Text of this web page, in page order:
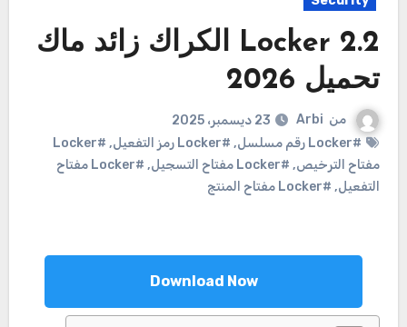
2.2 Locker الكراك زائد ماك
تحميل 2026
من Arbi
23 ديسمبر، 2025
#Locker رقم مسلسل
, #Locker رمز التفعيل ,
#Locker
مفتاح الترخيص, #Locker مفتاح التسجيل ,
#Locker مفتاح
التفعيل, #Locker مفتاح المنتج
Download Now